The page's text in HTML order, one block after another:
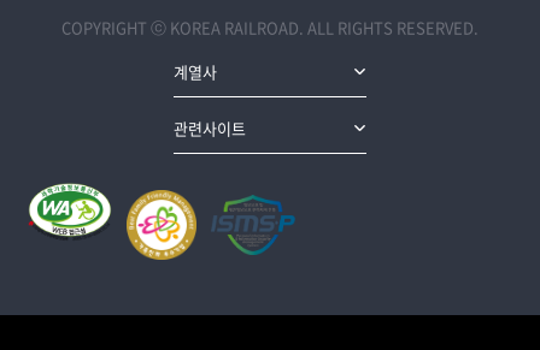
COPYRIGHT ⓒ KOREA RAILROAD. ALL RIGHTS RESERVED.
계열사
관련사이트